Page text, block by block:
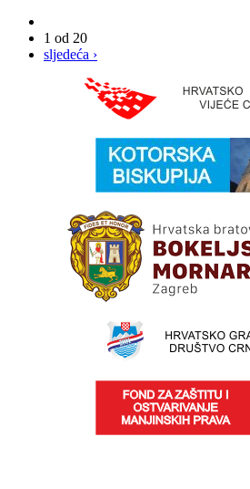
1 od 20
sljedeća ›